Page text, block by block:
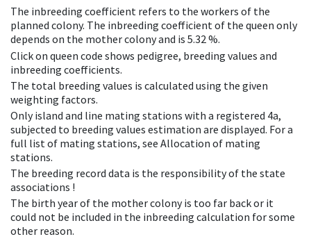
The inbreeding coefficient refers to the workers of the
planned colony. The inbreeding coefficient of the queen only
depends on the mother colony and is 5.32 %.
Click on queen code shows pedigree, breeding values and
inbreeding coefficients.
The total breeding values is calculated using the given
weighting factors.
Only island and line mating stations with a registered 4a,
subjected to breeding values estimation are displayed. For a
full list of mating stations, see Allocation of mating
stations.
The breeding record data is the responsibility of the state
associations !
The birth year of the mother colony is too far back or it
could not be included in the inbreeding calculation for some
other reason.